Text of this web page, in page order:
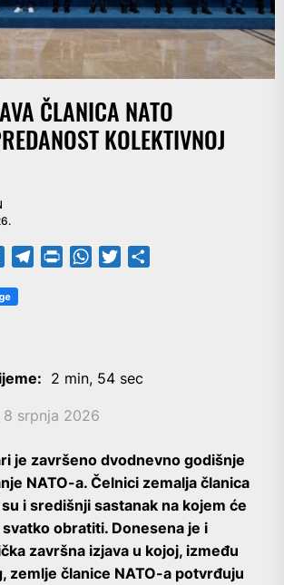
ČLANICA NATO
KOLEKTIVNOJ
TelegramPrintFriendly
WhatsApp
Twitter
2 min, 54 sec
8 srpnja 2026
je završeno dvodnevno godišnje
NATO-a. Čelnici zemalja članica
i središnji sastanak na kojem će
obratiti. Donesena je i
završna izjava u kojoj, između
zemlje članice NATO-a potvrđuju